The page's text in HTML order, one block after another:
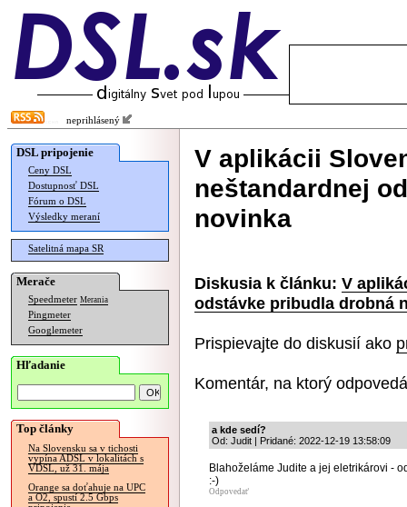
neprihlásený
DSL pripojenie
Ceny DSL
Dostupnosť DSL
Fórum o DSL
Výsledky meraní
Satelitná mapa SR
Merače
Speedmeter Merania
Pingmeter
Googlemeter
Hľadanie
Top články
Na Slovensku sa v tichosti
vypína ADSL v lokalitách s
VDSL, už 31. mája
Orange sa doťahuje na UPC
a O2, spustí 2.5 Gbps
V aplikácii
neštandardnej
novinka
Diskusia k článku: V
odstávke pribudla drobná
Prispievajte do diskusií ako
Komentár, na ktorý
a kde sedí?
Od: Judit | Pridané: 2022-12-19 13:58:09
Blahoželáme Judite a jej eletrikárovi -
:-)
Odpovedať